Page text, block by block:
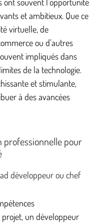
et ambitieux. Que ce
virtuelle, de
ou d’autres
impliqués dans
de la technologie.
et stimulante,
à des avancées
professionnelle pour
développeur ou chef
un développeur